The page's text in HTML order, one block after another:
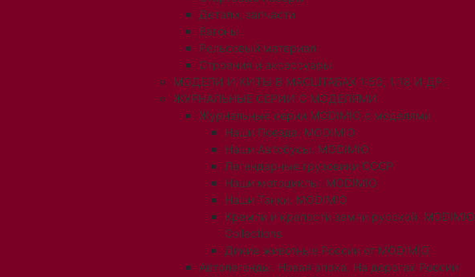
Детали, запчасти
Вагоны
Рельсовый материал
Строения и аксессуары
МОДЕЛИ И КИТЫ В МАСШТАБАХ 1:50, 1:18 И ДР.
ЖУРНАЛЬНЫЕ СЕРИИ С МОДЕЛЯМИ
Журнальные серии MODIMIO с моделями
Наши Поезда. MODIMIO
Наши Автобусы. MODIMIO
Легендарные грузовики СССР
Наши мотоциклы. MODIMIO
Наши Танки. MODIMIO
Кремли и крепости земли русской. MODIMIO
Collections
Дикие животные России от MODIMIO
Автолегенды. Новая эпоха. На дорогах России